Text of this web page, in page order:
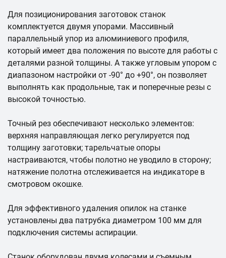
Для позиционирования заготовок станок
комплектуется двумя упорами. Массивный
параллельный упор из алюминиевого профиля,
который имеет два положения по высоте для работы с
деталями разной толщины. А также угловым упором с
диапазоном настройки от -90° до +90°, он позволяет
выполнять как продольные, так и поперечные резы с
высокой точностью.
Точный рез обеспечивают несколько элементов:
верхняя направляющая легко регулируется под
толщину заготовки; тарельчатые опоры
настраиваются, чтобы полотно не уводило в сторону;
натяжение полотна отслеживается на индикаторе в
смотровом окошке.
Для эффективного удаления опилок на станке
установлены два патрубка диаметром 100 мм для
подключения системы аспирации.